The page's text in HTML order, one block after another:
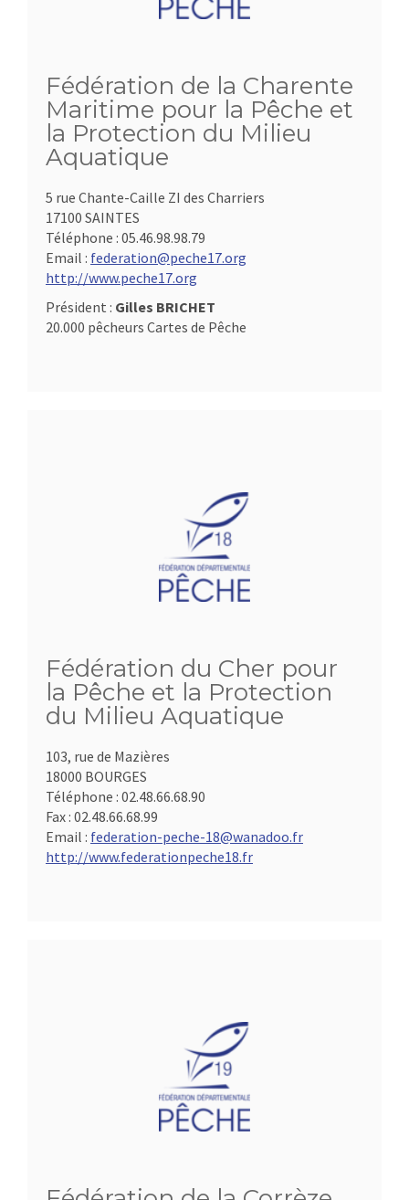
Fédération de la Charente
Maritime pour la Pêche et
la Protection du Milieu
Aquatique
5 rue Chante-Caille ZI des Charriers
17100 SAINTES
Téléphone : 05.46.98.98.79
Email : federation@peche17.org
http://www.peche17.org
Président : Gilles BRICHET
20.000 pêcheurs Cartes de Pêche
Fédération du Cher pour
la Pêche et la Protection
du Milieu Aquatique
103, rue de Mazières
18000 BOURGES
Téléphone : 02.48.66.68.90
Fax : 02.48.66.68.99
Email : federation-peche-18@wanadoo.fr
http://www.federationpeche18.fr